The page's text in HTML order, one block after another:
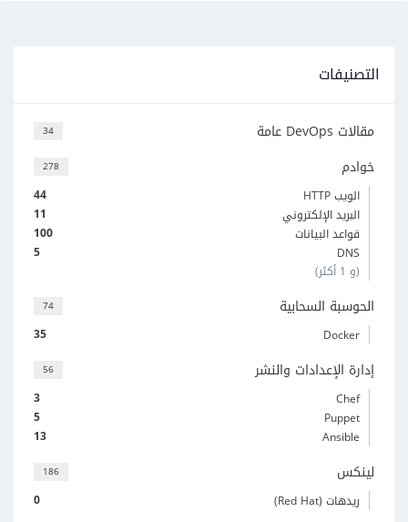
التصنيفات
34 مقالات DevOps عامة
278 خوادم
44
الويب HTTP
11
البريد الإلكتروني
100
قواعد البيانات
5
DNS
(و 1 أكثر)
74 الحوسبة السحابية
35 Docker
56 إدارة الإعدادات والنشر
3
Chef
5
Puppet
13
Ansible
186 لينكس
0 ريدهات (Red Hat)